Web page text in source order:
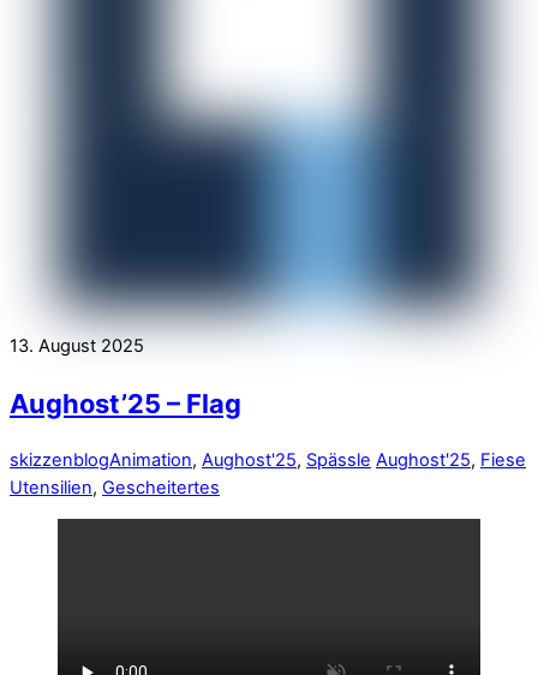
13. August 2025
Aughost’25 – Flag
skizzenblogAnimation, Aughost'25, Spässle Aughost'25, Fiese
Utensilien, Gescheitertes